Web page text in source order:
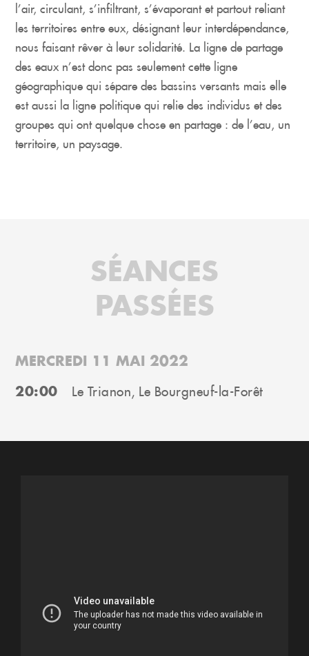
l’air, circulant, s’infiltrant, s’évaporant et partout reliant
les territoires entre eux, désignant leur interdépendance,
nous faisant rêver à leur solidarité. La ligne de partage
des eaux n’est donc pas seulement cette ligne
géographique qui sépare des bassins versants mais elle
est aussi la ligne politique qui relie des individus et des
groupes qui ont quelque chose en partage : de l’eau, un
territoire, un paysage.
SÉANCES
PASSÉES
MERCREDI 11 MAI 2022
20:00 Le Trianon, Le Bourgneuf-la-Forêt